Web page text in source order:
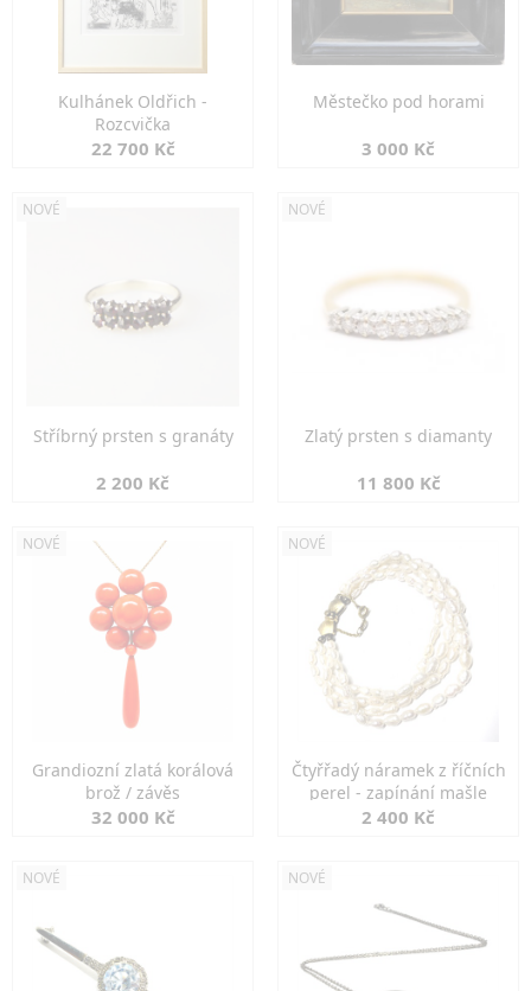
Kulhánek Oldřich -
Rozcvička
22 700 Kč
Městečko pod horami
3 000 Kč
NOVÉ
Stříbrný prsten s granáty
2 200 Kč
NOVÉ
Zlatý prsten s diamanty
11 800 Kč
NOVÉ
Grandiozní zlatá korálová
brož / závěs
32 000 Kč
NOVÉ
Čtyřřadý náramek z říčních
perel - zapínání mašle
2 400 Kč
NOVÉ NOVÉ